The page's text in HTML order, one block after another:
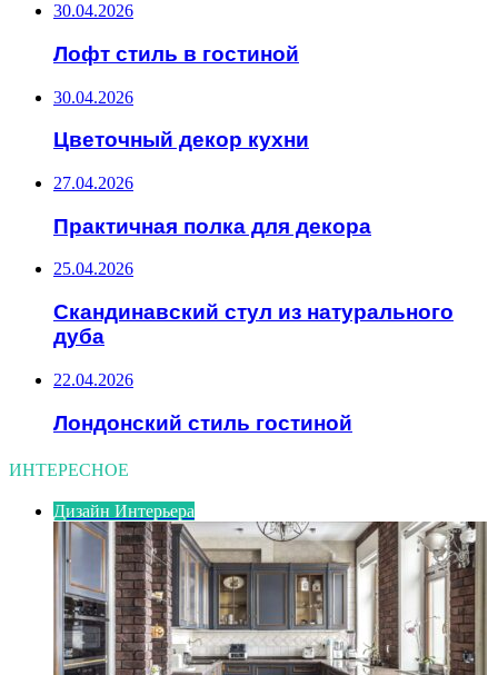
30.04.2026
Лофт стиль в гостиной
30.04.2026
Цветочный декор кухни
27.04.2026
Практичная полка для декора
25.04.2026
Скандинавский стул из натурального
дуба
22.04.2026
Лондонский стиль гостиной
ИНТЕРЕСНОЕ
Дизайн Интерьера